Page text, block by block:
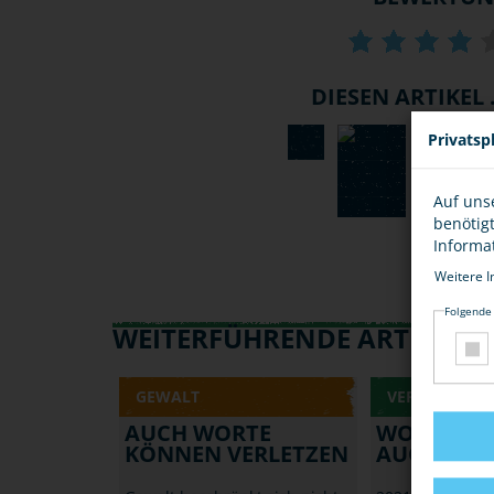
DIESEN ARTIKEL
WEITERFÜHRENDE ARTIKEL
GEWALT
AUCH WORTE
KÖNNEN VERLETZEN
VERLETZENDE
WORTE
AUCH
Auf
Weitere